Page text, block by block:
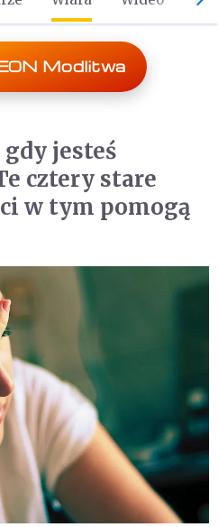
Modlitwa
gdy jesteś
cztery stare
w tym pomogą